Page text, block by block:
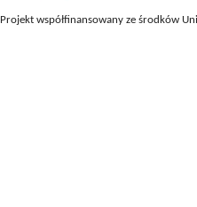
Projekt współfinansowany ze środków